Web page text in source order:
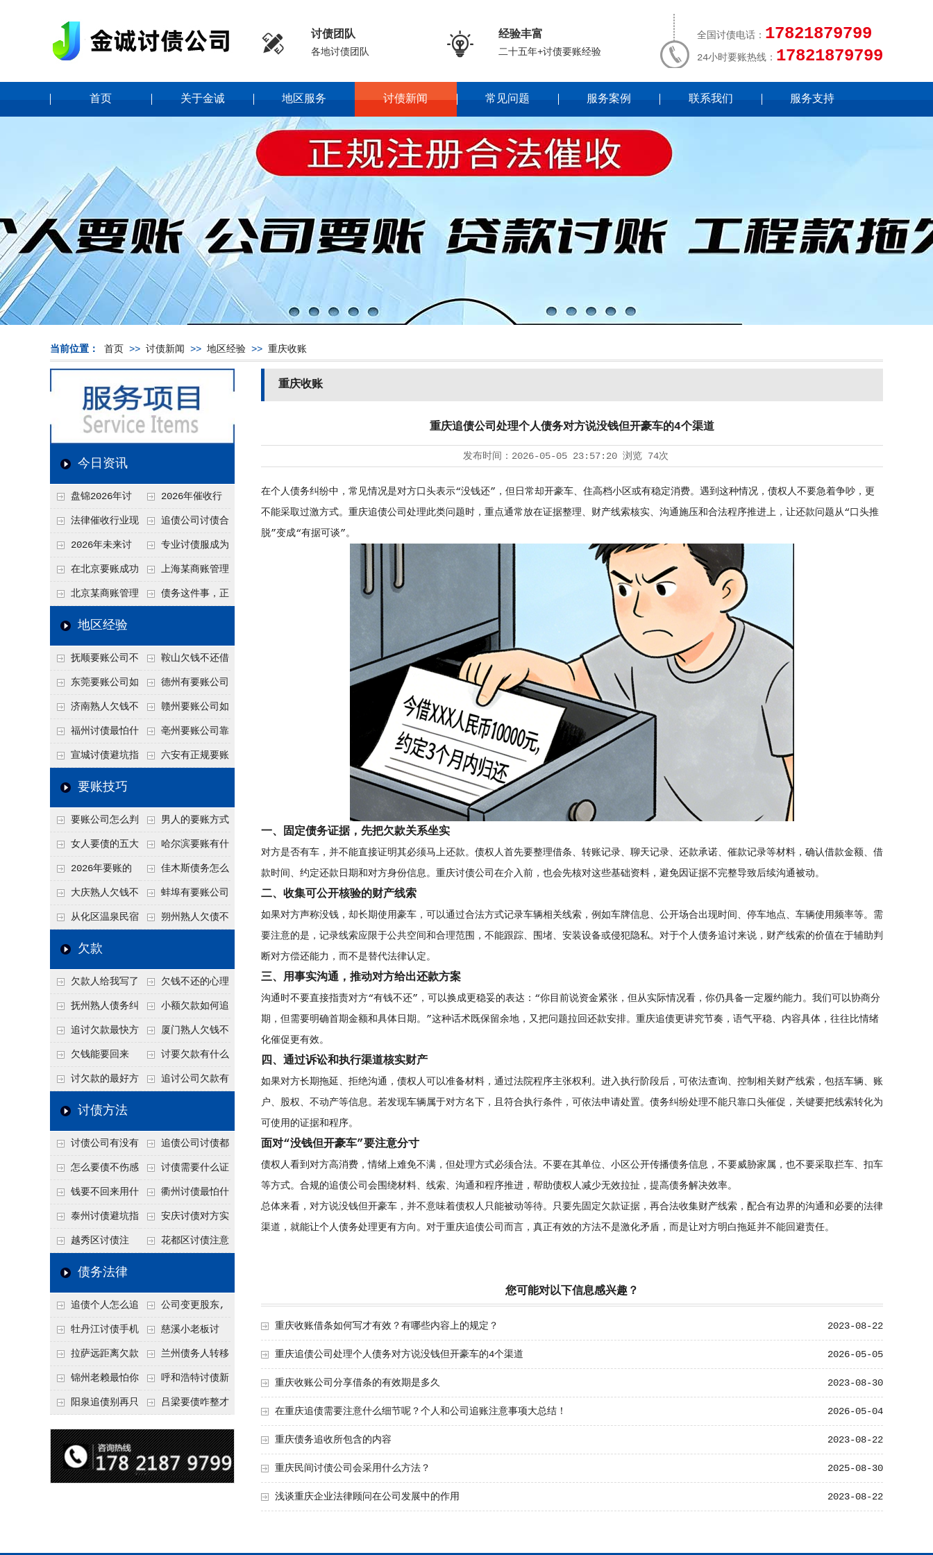
 讨债团队
各地讨债团队  经验丰富
二十五年+讨债要账经验
全国讨债电话： 17821879799
24小时要账热线： 17821879799
首页 关于金诚 地区服务 讨债新闻 常见问题 服务案例 联系我们 服务支持
当前位置： 首页 >> 讨债新闻 >> 地区经验 >> 重庆收账
今日资讯
盘锦2026年讨
债新趋势
2026年催收行
业发展现状、竞争格
局及未来趋势分析
法律催收行业现
状、合规痛点与未来
发展趋势深度解析
追债公司讨债合
法方法总结
2026年未来讨
债要账公司发展趋势
专业讨债服成为
2026年的发展趋势
在北京要账成功
率高吗？未来追账公
司发展趋势引发行业
上海某商账管理
机构聚焦合规服务
北京某商账管理
服务机构持续提升合
力企业化解应收账款
难题
债务这件事，正
地区经验
抚顺要账公司不
敢透漏的追回方法是
什么？
鞍山欠钱不还借
口太多？2026年这3
句反问话术，直接把
他后路堵死
东莞要账公司如
何有效要账讨债？20
26年合法追债经验总
结！
德州有要账公司
吗？如何合法讨债才
不沾风险？
济南熟人欠钱不
还？
赣州要账公司如
何有效讨债？合法追
债四步秘籍
福州讨债最怕什
么？2026年这两个关
键细节，做错就很难
亳州要账公司靠
谱吗？合法讨债四步
宣城讨债避坑指
南：2026年这2个细
回！
六安有正规要账
要账技巧
要账公司怎么判
断这个案子能不能
接？接案评估的标准
男人的要账方式
是什么呢？
女人要债的五大
绝招,轻松搞定
哈尔滨要账有什
么合法手段？2026年
最新追账方式总结！
2026年要账的
七个小方法
佳木斯债务怎么
追回呢？2026年成功
要账就用这2招
大庆熟人欠钱不
还躲猫猫？2026年这
个“诉前调解”成功率
蚌埠有要账公司
吗？2026年这3个方
从化区温泉民宿
老板借钱不还？2026
施压，立马主动结清
朔州熟人欠债不
死账变活
欠款
欠款人给我写了
还款计划书有用吗？
书面承诺的法律效力
欠钱不还的心理
是什么？读懂欠款人
的心态催收事半功倍
抚州熟人债务纠
纷咋办？这一招好开
口
小额欠款如何追
讨
追讨欠款最快方
法是什么？
厦门熟人欠钱不
还？2026年合法秘
籍！
欠钱能要回来
吗？
讨要欠款有什么
好办法
讨欠款的最好方 追讨公司欠款有
讨债方法
讨债公司有没有
行业协会？正规机构
的行业自律和认证
追债公司讨债都
有哪些手段
怎么要债不伤感
情？
讨债需要什么证
据
钱要不回来用什
么方法要回来
衢州讨债最怕什
么？2026年这两个关
键细节，做错就很难
泰州讨债避坑指
南：2026年这2个细
节不注意，钱很难要
安庆讨债对方实
在没钱咋办？
越秀区讨债注
意！没有借条只有微
把钱要回来
花都区讨债注意
节点”催收最有效
债务法律
追债个人怎么追
回呢？2026年最新绝
招选择！
公司变更股东,
变更前的债权债务谁
承担
牡丹江讨债手机
搞定：2026年线上立
案追债全流程，足不
出户
慈溪小老板讨
债，2026年这2个本
地行业协会出面，比
法院传票快
拉萨远距离欠款
对方在牧区联系不
上，2026年委托当地
兰州债务人转移
财产后申请破产，20
26年破产程序里还能
锦州老赖最怕你
懂这1条，2026
罪”详解，能判刑
呼和浩特讨债新
招：2026年用“律师
成本低见效快
阳泉追债别再只
类隐形财产（公积
金、保单）也能执行
吕梁要债咋整才
调解渠道，比找公司
强
重庆收账
重庆追债公司处理个人债务对方说没钱但开豪车的4个渠道
发布时间： 2026-05-05 23:57:20 浏览 74次
在个人债务纠纷中，常见情况是对方口头表示“没钱还”，但日常却开豪车、住高档小区或有稳定消费。遇到这种情况，债权人不要急着争吵，更
不能采取过激方式。重庆追债公司处理此类问题时，重点通常放在证据整理、财产线索核实、沟通施压和合法程序推进上，让还款问题从“口头推
脱”变成“有据可谈”。
一、固定债务证据，先把欠款关系坐实
对方是否有车，并不能直接证明其必须马上还款。债权人首先要整理借条、转账记录、聊天记录、还款承诺、催款记录等材料，确认借款金额、借
款时间、约定还款日期和对方身份信息。重庆讨债公司 在介入前，也会先核对这些基础资料，避免因证据不完整导致后续沟通被动。
二、收集可公开核验的财产线索
如果对方声称没钱，却长期使用豪车，可以通过合法方式记录车辆相关线索，例如车牌信息、公开场合出现时间、停车地点、车辆使用频率等。需
要注意的是，记录线索应限于公共空间和合理范围，不能跟踪、围堵、安装设备或侵犯隐私。对于个人债务追讨来说，财产线索的价值在于辅助判
断对方偿还能力，而不是替代法律认定。
三、用事实沟通，推动对方给出还款方案
沟通时不要直接指责对方“有钱不还”，可以换成更稳妥的表达：“你目前说资金紧张，但从实际情况看，你仍具备一定履约能力。我们可以协商分
期，但需要明确首期金额和具体日期。”这种话术既保留余地，又把问题拉回还款安排。重庆追债更讲究节奏，语气平稳、内容具体，往往比情绪
化催促更有效。
四、通过诉讼和执行渠道核实财产
如果对方长期拖延、拒绝沟通，债权人可以准备材料，通过法院程序主张权利。进入执行阶段后，可依法查询、控制相关财产线索，包括车辆、账
户、股权、不动产等信息。若发现车辆属于对方名下，且符合执行条件，可依法申请处置。债务纠纷处理不能只靠口头催促，关键要把线索转化为
可使用的证据和程序。
面对“没钱但开豪车”要注意分寸
债权人看到对方高消费，情绪上难免不满，但处理方式必须合法。不要在其单位、小区公开传播债务信息，不要威胁家属，也不要采取拦车、扣车
等方式。合规的追债公司会围绕材料、线索、沟通和程序推进，帮助债权人减少无效拉扯，提高债务解决效率。
总体来看，对方说没钱但开豪车，并不意味着债权人只能被动等待。只要先固定欠款证据，再合法收集财产线索，配合有边界的沟通和必要的法律
渠道，就能让个人债务处理更有方向。对于重庆追债公司而言，真正有效的方法不是激化矛盾，而是让对方明白拖延并不能回避责任。
您可能对以下信息感兴趣？
2023-08-22
重庆收账借条如何写才有效？有哪些内容上的规定？
2026-05-05
重庆追债公司处理个人债务对方说没钱但开豪车的4个渠道
2023-08-30
重庆收账公司分享借条的有效期是多久
2026-05-04
在重庆追债需要注意什么细节呢？个人和公司追账注意事项大总结！
2023-08-22
重庆债务追收所包含的内容
2025-08-30
重庆民间讨债公司会采用什么方法？
2023-08-22
浅谈重庆企业法律顾问在公司发展中的作用